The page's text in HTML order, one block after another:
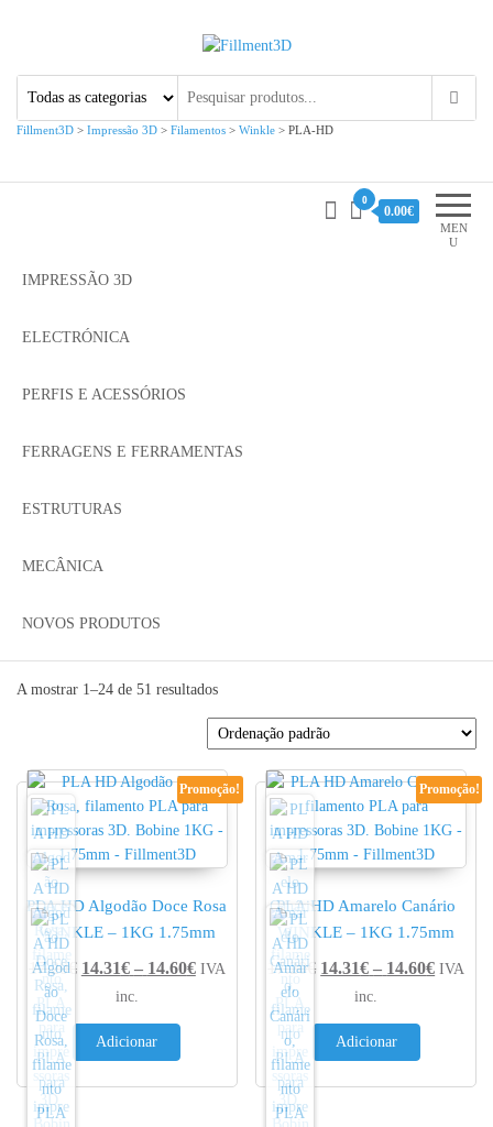
Fillment3D
Fillment3D > Impressão 3D > Filamentos > Winkle > PLA-HD
MEN
U
0
0.00€
IMPRESSÃO 3D
ELECTRÓNICA
PERFIS E ACESSÓRIOS
FERRAGENS E FERRAMENTAS
ESTRUTURAS
MECÂNICA
NOVOS PRODUTOS
A mostrar 1–24 de 51 resultados
Promoção!
PLA HD Algodão Doce Rosa
WINKLE – 1KG 1.75mm
17.20€ 14.31€ – 14.60€Price range: 14.31€ through 14.60€
IVA
inc.
Adicionar
Promoção!
PLA HD Amarelo Canário
WINKLE – 1KG 1.75mm
17.20€ 14.31€ – 14.60€Price
IVA
inc.
Adicionar